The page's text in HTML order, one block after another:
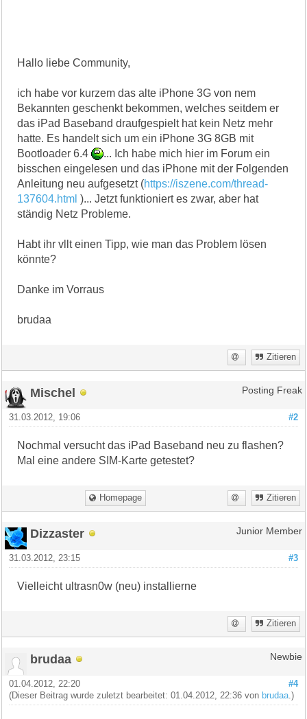
Hallo liebe Community,
ich habe vor kurzem das alte iPhone 3G von nem
Bekannten geschenkt bekommen, welches seitdem er
das iPad Baseband draufgespielt hat kein Netz mehr
hatte. Es handelt sich um ein iPhone 3G 8GB mit
Bootloader 6.4
... Ich habe mich hier im Forum ein
bisschen eingelesen und das iPhone mit der Folgenden
Anleitung neu aufgesetzt (https://iszene.com/thread-
137604.html )... Jetzt funktioniert es zwar, aber hat
ständig Netz Probleme.
Habt ihr vllt einen Tipp, wie man das Problem lösen
könnte?
Danke im Vorraus
brudaa
Zitieren
Mischel Posting Freak
#2
31.03.2012, 19:06
Nochmal versucht das iPad Baseband neu zu flashen?
Mal eine andere SIM-Karte getestet?
Homepage Zitieren
Dizzaster Junior Member
#3
31.03.2012, 23:15
Vielleicht ultrasn0w (neu) installierne
Zitieren
brudaa Newbie
#4
01.04.2012, 22:20
(Dieser Beitrag wurde zuletzt bearbeitet: 01.04.2012, 22:36 von brudaa .)